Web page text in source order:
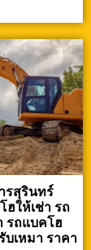
รสุรินทร์
ฮให้เช่า รถ
รถแบคโฮ
บเหมา ราคา